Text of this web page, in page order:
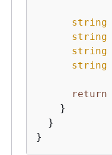
string
string
string
string
return
    }
  }
}